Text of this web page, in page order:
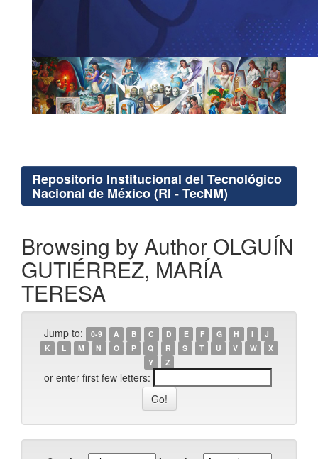
Repositorio Institucional del Tecnológico
Nacional de México (RI - TecNM)
Browsing by Author OLGUÍN
GUTIÉRREZ, MARÍA
TERESA
Jump to: 0-9 A B C D E F G H I
J
K
L M N O P Q R S T U V W
X
Y
Z
or enter first few letters: